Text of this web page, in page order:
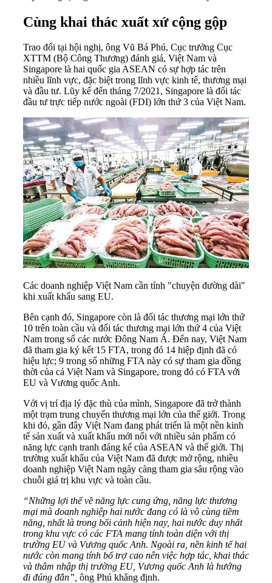
Cùng khai thác xuất xứ cộng gộp
Trao đổi tại hội nghị, ông Vũ Bá Phú, Cục trưởng Cục
XTTM (Bộ Công Thương) đánh giá, Việt Nam và
Singapore là hai quốc gia ASEAN có sự hợp tác trên
nhiều lĩnh vực, đặc biệt trong lĩnh vực kinh tế, thương mại
và đầu tư. Lũy kế đến tháng 7/2021, Singapore là đối tác
đầu tư trực tiếp nước ngoài (FDI) lớn thứ 3 của Việt Nam.
Các doanh nghiệp Việt Nam cần tính "chuyện đường dài"
khi xuất khẩu sang EU.
Bên cạnh đó, Singapore còn là đối tác thương mại lớn thứ
10 trên toàn cầu và đối tác thương mại lớn thứ 4 của Việt
Nam trong số các nước Đông Nam Á. Đến nay, Việt Nam
đã tham gia ký kết 15 FTA, trong đó 14 hiệp định đã có
hiệu lực; 9 trong số những FTA này có sự tham gia đồng
thời của cả Việt Nam và Singapore, trong đó có FTA với
EU và Vương quốc Anh.
Với vị trí địa lý đặc thù của mình, Singapore đã trở thành
một trạm trung chuyển thương mại lớn của thế giới. Trong
khi đó, gần đây Việt Nam đang phát triển là một nền kinh
tế sản xuất và xuất khẩu mới nổi với nhiều sản phẩm có
năng lực cạnh tranh đáng kể của ASEAN và thế giới. Thị
trường xuất khẩu của Việt Nam đã được mở rộng, nhiều
doanh nghiệp Việt Nam ngày càng tham gia sâu rộng vào
chuỗi giá trị khu vực và toàn cầu.
“Những lợi thế về năng lực cung ứng, năng lực thương
mại mà doanh nghiệp hai nước đang có là vô cùng tiềm
năng, nhất là trong bối cảnh hiện nay, hai nước duy nhất
trong khu vực có các FTA mang tính toàn diện với thị
trường EU và Vương quốc Anh. Ngoài ra, nền kinh tế hai
nước còn mang tính bổ trợ cao nên việc hợp tác, khai thác
và thâm nhập thị trường EU, Vương quốc Anh là hướng
đi đúng đắn”, ông Phú khẳng định.